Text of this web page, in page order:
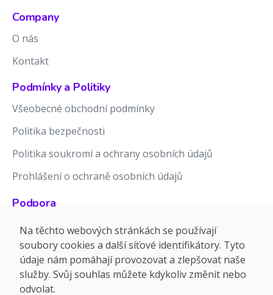
Company
O nás
Kontakt
Podmínky a Politiky
Všeobecné obchodní podmínky
Politika bezpečnosti
Politika soukromí a ochrany osobních údajů
Prohlášení o ochraně osobních údajů
Podpora
Znalostní báze
Release notes
Na těchto webových stránkách se používají
soubory cookies a další síťové identifikátory. Tyto
údaje nám pomáhají provozovat a zlepšovat naše
služby. Svůj souhlas můžete kdykoliv změnit nebo
odvolat.